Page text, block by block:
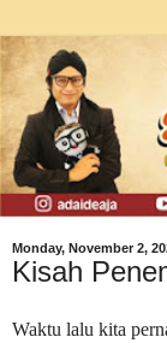
Monday, November 2,
Kisah
Waktu lalu kita